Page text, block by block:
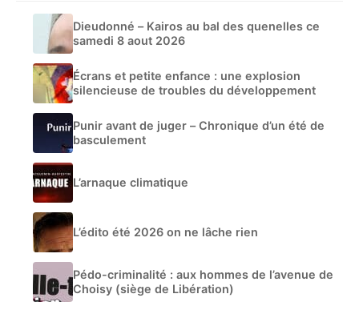
Dieudonné – Kairos au bal des quenelles ce
samedi 8 aout 2026
Écrans et petite enfance : une explosion
silencieuse de troubles du développement
Punir avant de juger – Chronique d’un été de
basculement
L’arnaque climatique
L’édito été 2026 on ne lâche rien
Pédo-criminalité : aux hommes de l’avenue de
Choisy (siège de Libération)